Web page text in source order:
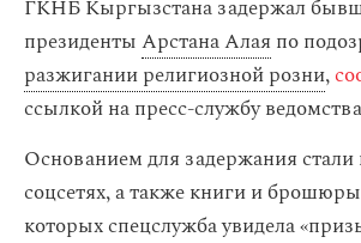
ГКНБ Кыргызстана задержал
президентыАрстана Алая по
разжигании религиозной розни,
ссылкой на пресс-службу
Основанием для задержания стали
соцсетях, а также книги и
которых спецслужба увидела